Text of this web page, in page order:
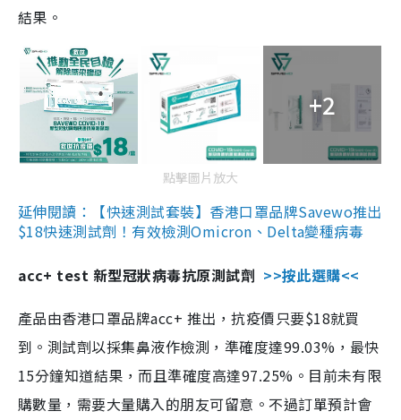
結果。
+2
點擊圖片放大
延伸閱讀：【快速測試套裝】香港口罩品牌Savewo推出
$18快速測試劑！有效檢測Omicron、Delta變種病毒
acc+ test 新型冠狀病毒抗原測試劑 >>按此選購<<
產品由香港口罩品牌acc+ 推出，抗疫價只要$18就買
到。測試劑以採集鼻液作檢測，準確度達99.03%，最快
15分鐘知道結果，而且準確度高達97.25%。目前未有限
購數量，需要大量購入的朋友可留意。不過訂單預計會